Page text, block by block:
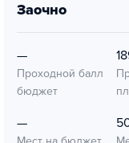
заочно
—
Проходной балл
бюджет
—